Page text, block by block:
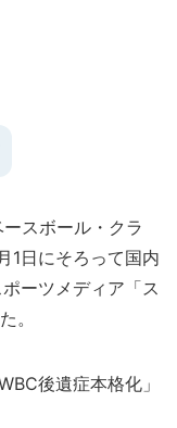
スボール・クラ
1日にそろって国内
ーツメディア「ス
。
後遺症本格化」